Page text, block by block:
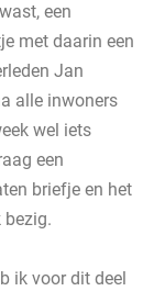
een
met daarin een
Jan
alle inwoners
wel iets
een
briefje en het
bezig.
ik voor dit deel